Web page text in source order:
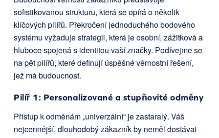
sofistikovanou strukturu, která se opírá o několik
klíčových pilířů. Překročení jednoduchého bodového
systému vyžaduje strategii, která je osobní, zážitková a
hluboce spojená s identitou vaší značky. Podívejme se
na pět pilířů, které definují úspěšné věrnostní řešení,
jež má budoucnost.
Pilíř 1: Personalizované a stupňovité odměny
Přístup k odměnám „univerzální“ je zastaralý. Váš
nejcennější, dlouhodobý zákazník by neměl dostávat